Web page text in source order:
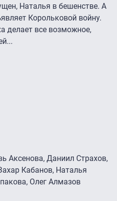
Наталья в бешенстве. А
Корольковой войну.
делает все возможное,
Аксенова, Даниил Страхов,
Кабанов, Наталья
Олег Алмазов